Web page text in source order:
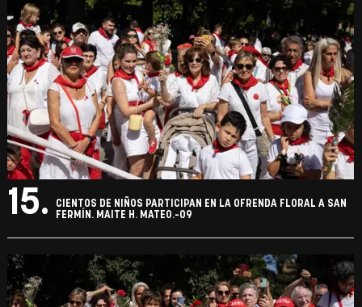
15.
CIENTOS DE NIÑOS PARTICIPAN EN LA OFRENDA FLORAL A SAN
FERMÍN. MAITE H. MATEO.-09